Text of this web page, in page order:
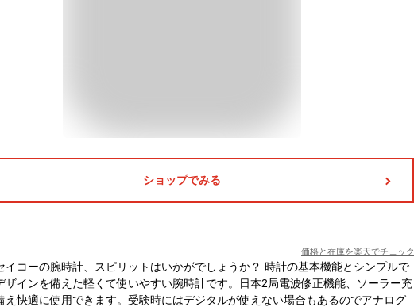
ショップでみる
価格と在庫を楽天でチェック
イコーの腕時計、スピリットはいかがでしょうか？ 時計の基本機能とシンプルで
ザインを備えた軽くて使いやすい腕時計です。日本2局電波修正機能、ソーラー充
え快適に使用できます。受験時にはデジタルが使えない場合もあるのでアナログ